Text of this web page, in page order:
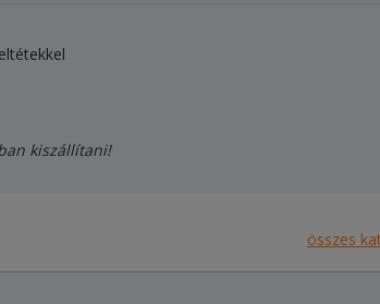
kiszállítani!
összes